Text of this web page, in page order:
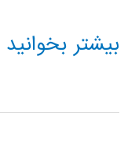
دانلود
Lonely
بیشتر